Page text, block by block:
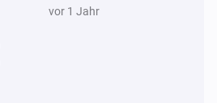
vor 1 Jahr